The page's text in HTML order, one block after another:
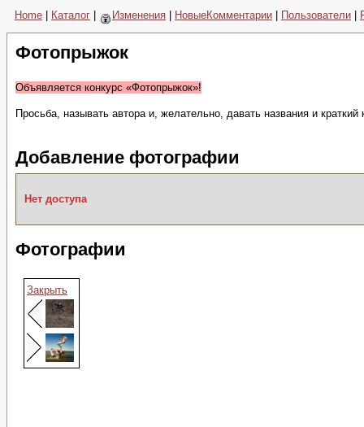
Home Каталог Изменения НовыеКомментарии Пользователи
Фотопрыжок
Объявляется конкурс «Фотопрыжок»!
Просьба, называть автора и, желательно, давать названия и краткий
Добавление фотографии
Нет доступа
Фотографии
Закрыть